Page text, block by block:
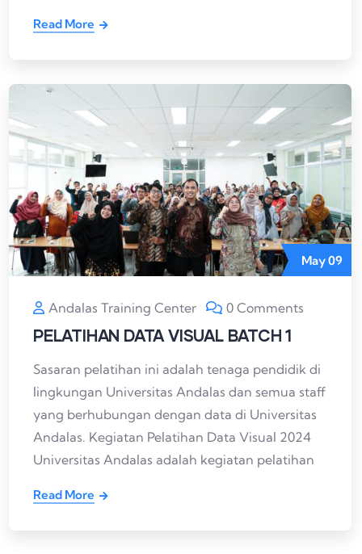
Read More
May09
Andalas Training Center 0 Comments
PELATIHAN DATA VISUAL BATCH 1
Sasaran pelatihan ini adalah tenaga pendidik di
lingkungan Universitas Andalas dan semua staff
yang berhubungan dengan data di Universitas
Andalas. Kegiatan Pelatihan Data Visual 2024
Universitas Andalas adalah kegiatan pelatihan
Read More